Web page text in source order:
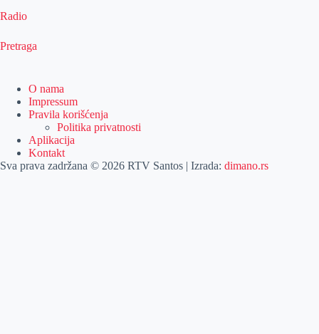
Radio
Pretraga
O nama
Impressum
Pravila korišćenja
Politika privatnosti
Aplikacija
Kontakt
Sva prava zadržana © 2026 RTV Santos | Izrada: dimano.rs